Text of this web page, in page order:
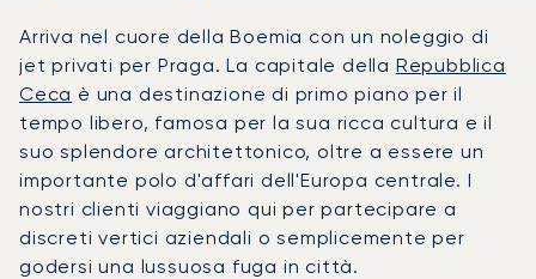
Arriva nel cuore della Boemia con un noleggio di
jet privati per Praga. La capitale della Repubblica
Ceca è una destinazione di primo piano per il
tempo libero, famosa per la sua ricca cultura e il
suo splendore architettonico, oltre a essere un
importante polo d'affari dell'Europa centrale. I
nostri clienti viaggiano qui per partecipare a
discreti vertici aziendali o semplicemente per
godersi una lussuosa fuga in città.